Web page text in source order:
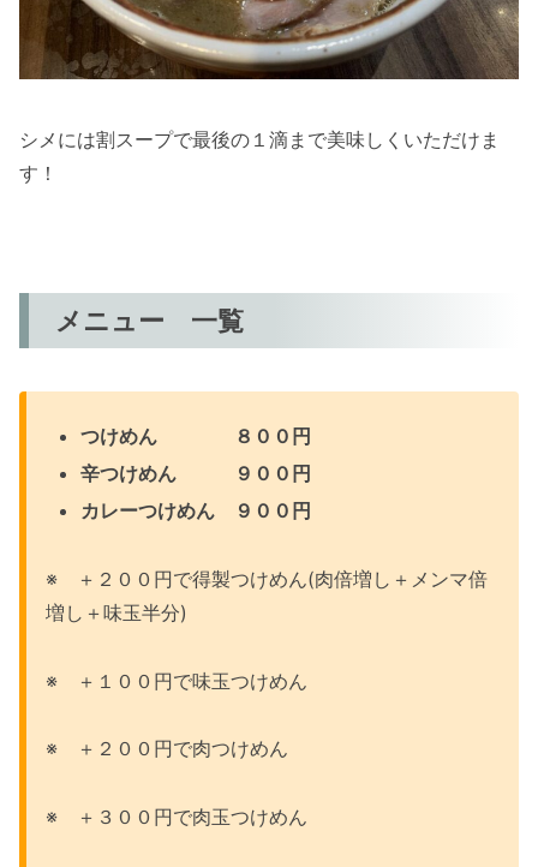
シメには割スープで最後の１滴まで美味しくいただけま
す！
メニュー 一覧
つけめん ８００円
辛つけめん ９００円
カレーつけめん ９００円
※ ＋２００円で得製つけめん(肉倍増し＋メンマ倍
増し＋味玉半分)
※ ＋１００円で味玉つけめん
※ ＋２００円で肉つけめん
※ ＋３００円で肉玉つけめん